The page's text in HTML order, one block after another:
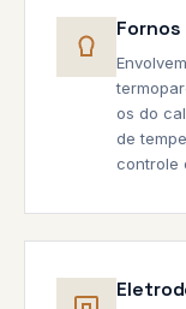
os do
de
controle